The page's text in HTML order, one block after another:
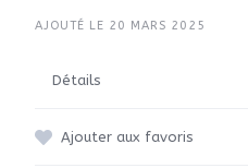
AJOUTÉ LE 20 MARS 2025
Détails
Ajouter aux favoris